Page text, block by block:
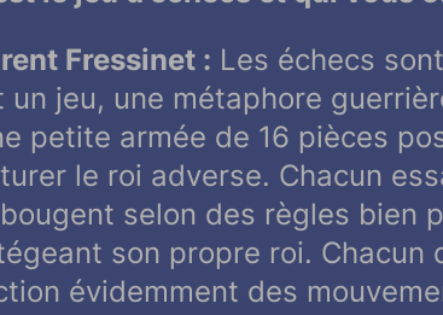
Fressinet : Les échecs
un jeu, une métaphore
petite armée de 16 pièces
le roi adverse. Chacun
selon des règles bien
son propre roi.
évidemment des